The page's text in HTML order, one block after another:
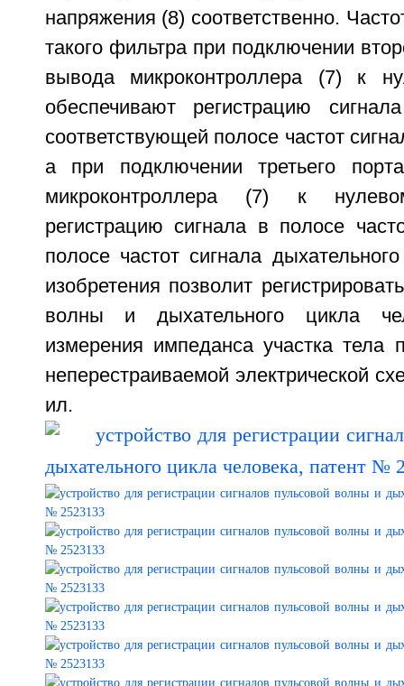
напряжения (8) соответственно.
такого фильтра при подключении
вывода микроконтроллера (7) к
обеспечивают регистрацию
соответствующей полосе частот
а при подключении третьего
микроконтроллера (7) к
регистрацию сигнала в полосе
полосе частот сигнала
изобретения позволит
волны и дыхательного цикла
измерения импеданса участка тела
неперестраиваемой электрической
ил.